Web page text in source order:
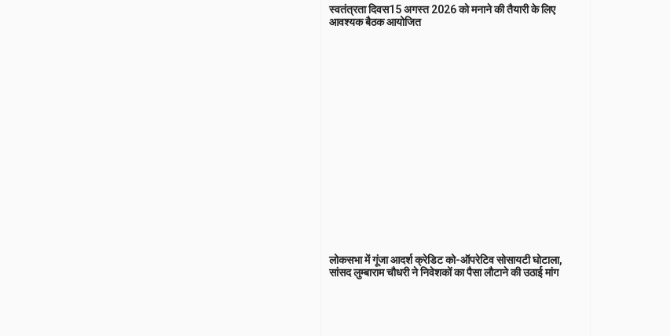
स्वतंत्रता दिवस15 अगस्त 2026 को मनाने की तैयारी के लिए
आवश्यक बैठक आयोजित
लोकसभा में गूंजा आदर्श क्रेडिट को-ऑपरेटिव सोसायटी घोटाला,
सांसद लुम्बाराम चौधरी ने निवेशकों का पैसा लौटाने की उठाई मांग